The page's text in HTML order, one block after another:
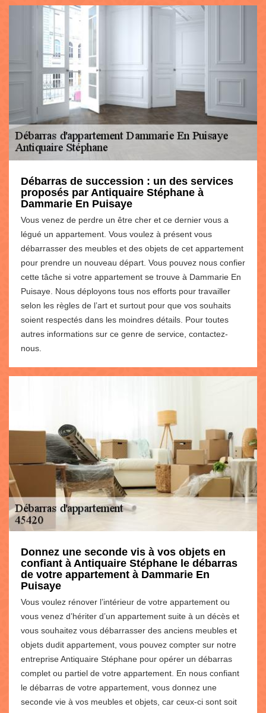
Débarras de succession : un des services
proposés par Antiquaire Stéphane à
Dammarie En Puisaye
Vous venez de perdre un être cher et ce dernier vous a
légué un appartement. Vous voulez à présent vous
débarrasser des meubles et des objets de cet appartement
pour prendre un nouveau départ. Vous pouvez nous confier
cette tâche si votre appartement se trouve à Dammarie En
Puisaye. Nous déployons tous nos efforts pour travailler
selon les règles de l’art et surtout pour que vos souhaits
soient respectés dans les moindres détails. Pour toutes
autres informations sur ce genre de service, contactez-
nous.
Donnez une seconde vis à vos objets en
confiant à Antiquaire Stéphane le débarras
de votre appartement à Dammarie En
Puisaye
Vous voulez rénover l’intérieur de votre appartement ou
vous venez d’hériter d’un appartement suite à un décès et
vous souhaitez vous débarrasser des anciens meubles et
objets dudit appartement, vous pouvez compter sur notre
entreprise Antiquaire Stéphane pour opérer un débarras
complet ou partiel de votre appartement. En nous confiant
le débarras de votre appartement, vous donnez une
seconde vie à vos meubles et objets, car ceux-ci sont soit